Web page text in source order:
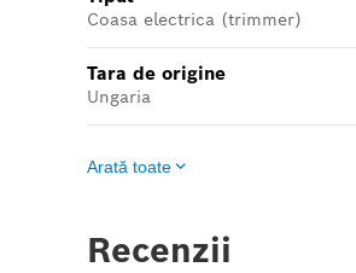
Coasa electrica (trimmer)
Tara de origine
Ungaria
Arată toate
Recenzii